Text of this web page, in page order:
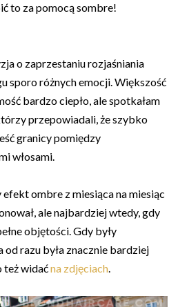
to za pomocą sombre!
o zaprzestaniu rozjaśniania
sporo różnych emocji. Większość
bardzo ciepło, ale spotkałam
przepowiadali, że szybko
granicy pomiędzy
włosami.
ombre z miesiąca na miesiąc
ale najbardziej wtedy, gdy
objętości. Gdy były
od razu była znacznie bardziej
też widaćna zdjęciach.